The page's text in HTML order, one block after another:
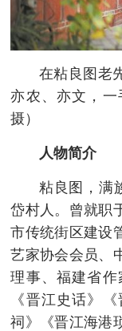
在粘良图老
亦农、亦文，
摄）
人物简介
粘良图，满
岱村人。曾就职
市传统街区建设
艺家协会会员、
理事、福建省作
《晋江史话》
祠》《晋江海港